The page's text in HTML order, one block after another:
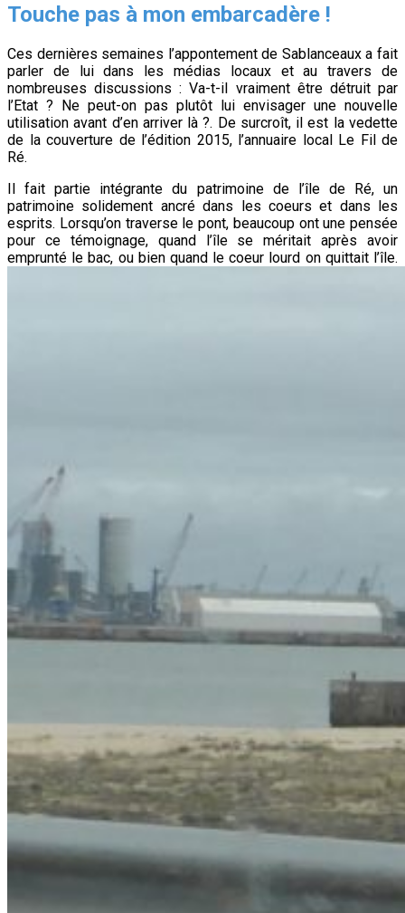
Touche pas à mon embarcadère !
Ces dernières semaines l’appontement de Sablanceaux a fait
parler de lui dans les médias locaux et au travers de
nombreuses discussions : Va-t-il vraiment être détruit par
l’Etat ? Ne peut-on pas plutôt lui envisager une nouvelle
utilisation avant d’en arriver là ?. De surcroît, il est la vedette
de la couverture de l’édition 2015, l’annuaire local Le Fil de
Ré.
Il fait partie intégrante du patrimoine de l’île de Ré, un
patrimoine solidement ancré dans les coeurs et dans les
esprits. Lorsqu’on traverse le pont, beaucoup ont une pensée
pour ce témoignage, quand l’île se méritait après avoir
emprunté le bac, ou bien quand le coeur lourd on quittait l’île.